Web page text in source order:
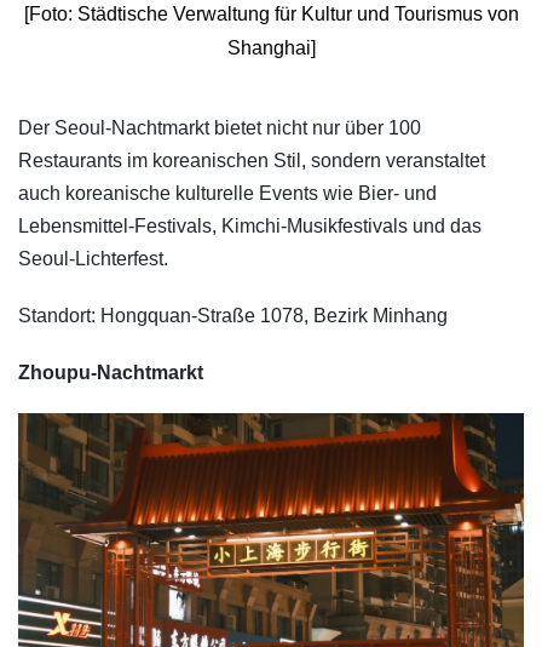
[Foto: Städtische Verwaltung für Kultur und Tourismus von
Shanghai]
​Der Seoul-Nachtmarkt bietet nicht nur über 100
Restaurants im koreanischen Stil, sondern veranstaltet
auch koreanische kulturelle Events wie Bier- und
Lebensmittel-Festivals, Kimchi-Musikfestivals und das
Seoul-Lichterfest.
Standort: Hongquan-Straße 1078, Bezirk Minhang
Zhoupu-Nachtmarkt